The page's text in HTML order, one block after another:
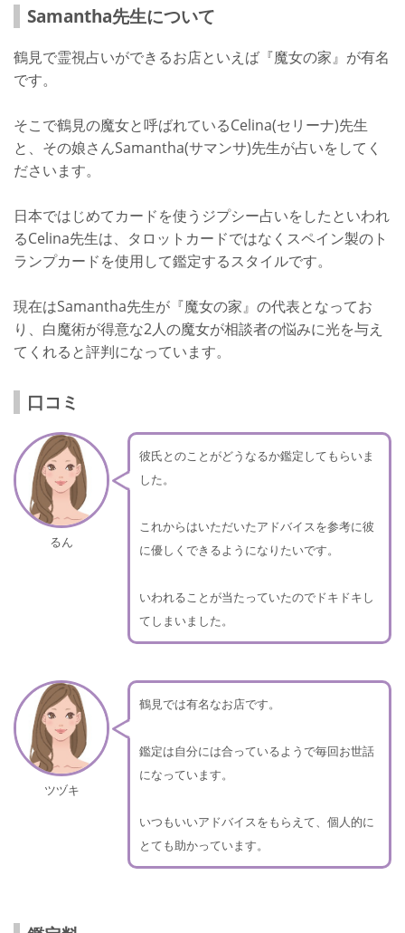
Samantha先生について
鶴見で霊視占いができるお店といえば『魔女の家』が有名
です。
そこで鶴見の魔女と呼ばれているCelina(セリーナ)先生
と、その娘さんSamantha(サマンサ)先生が占いをしてく
ださいます。
日本ではじめてカードを使うジプシー占いをしたといわれ
るCelina先生は、タロットカードではなくスペイン製のト
ランプカードを使用して鑑定するスタイルです。
現在はSamantha先生が『魔女の家』の代表となってお
り、白魔術が得意な2人の魔女が相談者の悩みに光を与え
てくれると評判になっています。
口コミ
るん
彼氏とのことがどうなるか鑑定してもらいま
した。
これからはいただいたアドバイスを参考に彼
に優しくできるようになりたいです。
いわれることが当たっていたのでドキドキし
てしまいました。
ツヅキ
鶴見では有名なお店です。
鑑定は自分には合っているようで毎回お世話
になっています。
いつもいいアドバイスをもらえて、個人的に
とても助かっています。